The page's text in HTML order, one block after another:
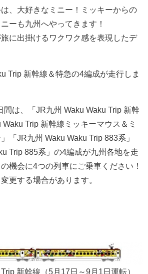
、大好きなミニー！ミッキーからの
ーも九州へやってきます！
に出掛けるワクワク感を表現したデ
Trip 新幹線＆特急の4編成が走行しま
は、「JR九州 Waku Waku Trip 新幹
Trip 新幹線ミッキーマウス＆ミ
「JR九州 Waku Waku Trip 883系」
Trip 885系」の4編成が九州各地を走
機会に4つの列車にご乗車ください！
更する場合があります。
新幹線（5月17日～9月1日運転）